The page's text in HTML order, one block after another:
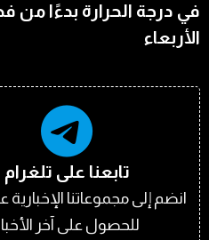
في درجة الحرارة بدءًا من
الأربعاء
تابعنا على تلغرام
انضم إلى مجموعاتنا الإخبارية
للحصول على آخر